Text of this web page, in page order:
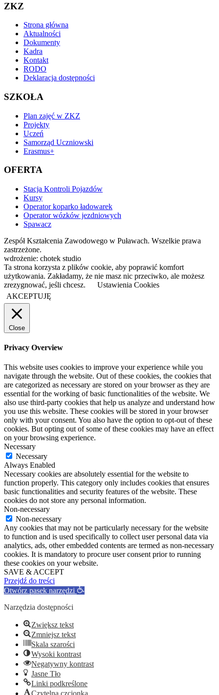
ZKZ
Strona główna
Aktualności
Dokumenty
Kadra
Kontakt
RODO
Deklaracja dostępności
SZKOŁA
Plan zajęć w ZKZ
Projekty
Uczeń
Samorząd Uczniowski
Erasmus+
OFERTA
Stacja Kontroli Pojazdów
Kursy
Operator koparko ładowarek
Operator wózków jezdniowych
Spawacz
Zespół Kształcenia Zawodowego w Puławach. Wszelkie prawa
zastrzeżone.
wdrożenie: chotek studio
Ta strona korzysta z plików cookie, aby poprawić komfort
użytkowania. Zakładamy, że nie masz nic przeciwko, ale możesz
zrezygnować, jeśli chcesz.
Ustawienia Cookies
AKCEPTUJĘ
Close
Privacy Overview
This website uses cookies to improve your experience while you
navigate through the website. Out of these cookies, the cookies that
are categorized as necessary are stored on your browser as they are
essential for the working of basic functionalities of the website. We
also use third-party cookies that help us analyze and understand how
you use this website. These cookies will be stored in your browser
only with your consent. You also have the option to opt-out of these
cookies. But opting out of some of these cookies may have an effect
on your browsing experience.
Necessary
Necessary
Always Enabled
Necessary cookies are absolutely essential for the website to
function properly. This category only includes cookies that ensures
basic functionalities and security features of the website. These
cookies do not store any personal information.
Non-necessary
Non-necessary
Any cookies that may not be particularly necessary for the website
to function and is used specifically to collect user personal data via
analytics, ads, other embedded contents are termed as non-necessary
cookies. It is mandatory to procure user consent prior to running
these cookies on your website.
SAVE & ACCEPT
Przejdź do treści
Otwórz pasek narzędzi
Narzędzia dostępności
Zwiększ tekst
Zmniejsz tekst
Skala szarości
Wysoki kontrast
Negatywny kontrast
Jasne Tło
Linki podkreślone
Czytelna czcionka